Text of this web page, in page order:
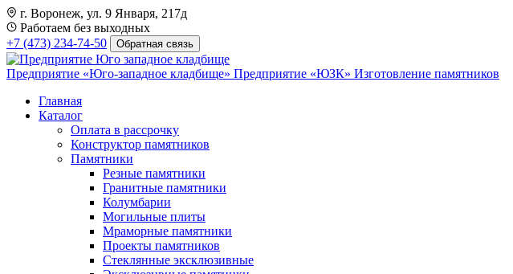
г. Воронеж, ул. 9 Января, 217д
Работаем без выходных
+7 (473) 234-74-50
Обратная связь
Предприятие «Юго-западное кладбище» Предприятие «ЮЗК» Изготовление памятников
Главная
Каталог
Оплата в рассрочку
Конструктор памятников
Памятники
Резные памятники
Гранитные памятники
Колумбарии
Могильные плиты
Мраморные памятники
Проекты памятников
Стеклянные эксклюзивные